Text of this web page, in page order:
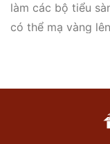
làm các bộ tiểu
có thể mạ vàng